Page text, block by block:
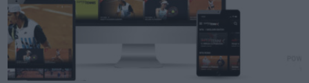
VIEW POST